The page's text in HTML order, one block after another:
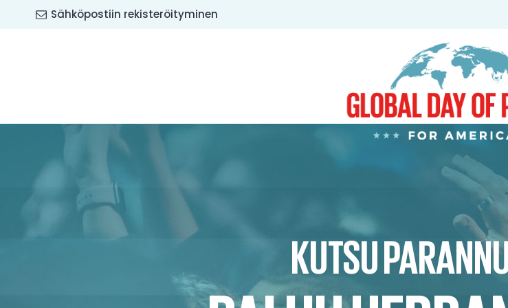
Sähköpostiin rekisteröityminen
KUTSU